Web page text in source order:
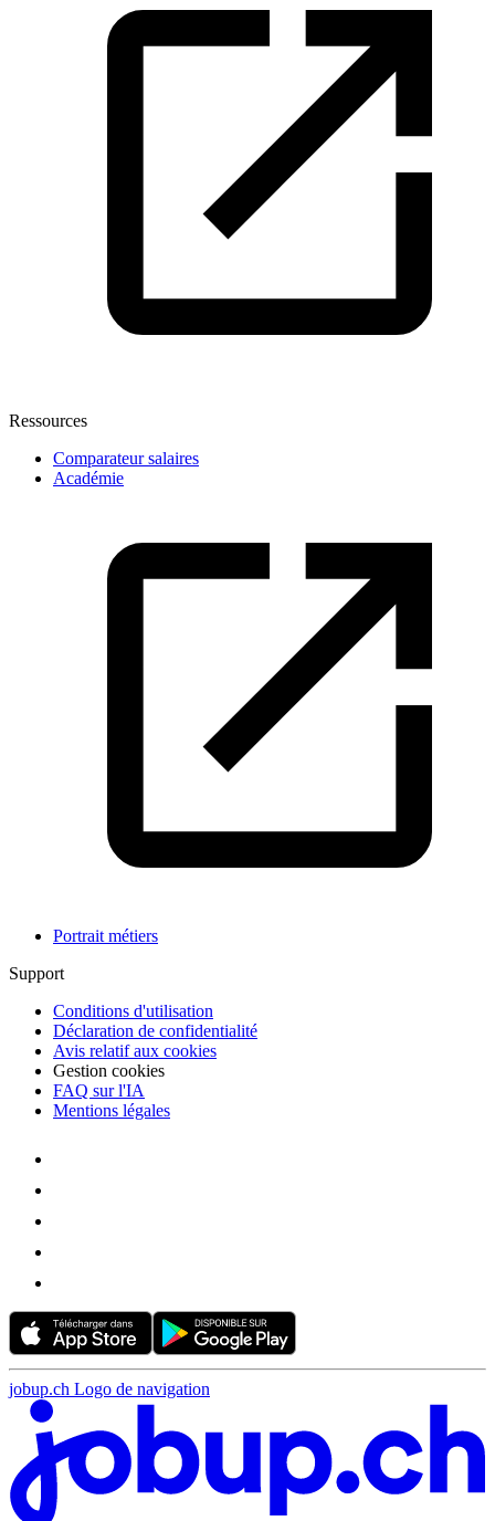
Ressources
Comparateur salaires
Académie
Portrait métiers
Support
Conditions d'utilisation
Déclaration de confidentialité
Avis relatif aux cookies
Gestion cookies
FAQ sur l'IA
Mentions légales
jobup.ch Logo de navigation